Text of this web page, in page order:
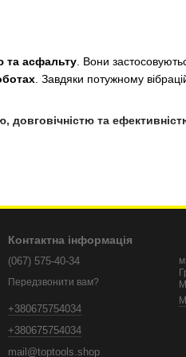
та асфальту . Вони
. Завдяки потужному
довговічністю та
Контактна інформація
(067) 575-40-34
Передзвонити вам?
+380675754034
+380675754034
mail@toptools.shop